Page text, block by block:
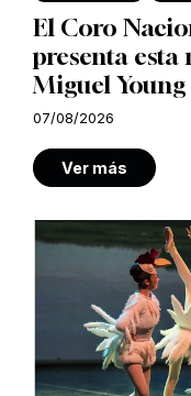
El Coro
presenta esta
Miguel Young
07/08/2026
Ver más